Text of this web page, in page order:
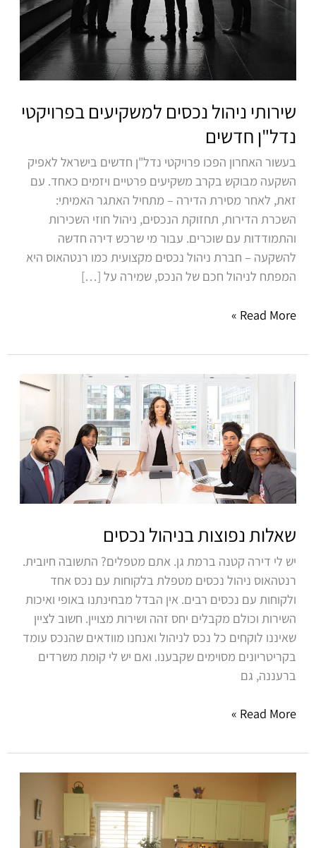
שירותי ניהול נכסים למשקיעים בפרויקטי
נדל"ן חדשים
בעשור האחרון הפכו פרויקטי נדל"ן חדשים בישראל לאפיק
השקעה מבוקש בקרב משקיעים פרטיים ויזמים כאחד. עם
זאת, לאחר מסירת הדירה – מתחיל האתגר האמיתי:
השכרת הדירות, תחזוקת הנכסים, ניהול חוזי השכירות
והתמודדות עם שוכרים. עבור מי שרכש דירה חדשה
להשקעה – חברת ניהול נכסים מקצועית כמו רנטהאוס היא
המפתח לניהול חכם של הנכס, שמירה על […]
Read More »
שאלות נפוצות בניהול נכסים
יש לי דירה קטנה ברמת גן. אתם מטפלים? התשובה חיובית.
רנטהאוס ניהול נכסים מטפלת בלקוחות עם נכס אחד
ולקוחות עם נכסים רבים. אין הבדל מבחינתנו באופי ואיכות
השירות וכולם מקבלים יחס זהה ושירות מצויין. חשוב לציין
שאיננו לוקחים כל נכס לניהול ואנחנו מוודאים שהנכס עומד
בקריטריונים מסוימים שקבענו. ואם יש לי קומת משרדים
ברעננה, גם
שאלות
נכסים
Read More »
של
ניהול
נכס